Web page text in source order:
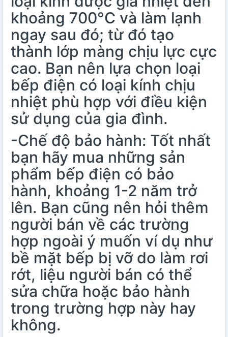
khoảng 700°C và làm lạnh
ngay sau đó; từ đó tạo
thành lớp màng chịu lực cực
cao. Bạn nên lựa chọn loại
bếp điện có loại kính chịu
nhiệt phù hợp với điều kiện
sử dụng của gia đình.
-Chế độ bảo hành: Tốt nhất
bạn hãy mua những sản
phẩm bếp điện có bảo
hành, khoảng 1-2 năm trở
lên. Bạn cũng nên hỏi thêm
người bán về các trường
hợp ngoài ý muốn ví dụ như
bề mặt bếp bị vỡ do làm rơi
rớt, liệu người bán có thể
sửa chữa hoặc bảo hành
trong trường hợp này hay
không.